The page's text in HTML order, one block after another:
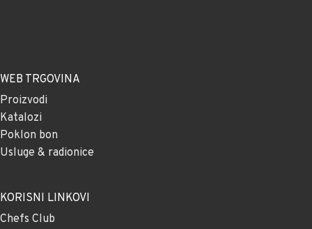
WEB TRGOVINA
Proizvodi
Katalozi
Poklon bon
Usluge & radionice
KORISNI LINKOVI
Chefs Club